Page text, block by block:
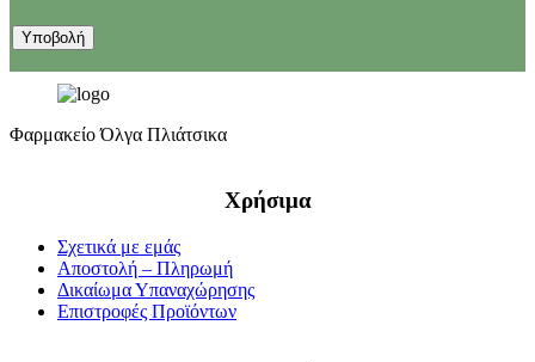
Φαρμακείο Όλγα Πλιάτσικα
Χρήσιμα
Σχετικά με εμάς
Αποστολή – Πληρωμή
Δικαίωμα Υπαναχώρησης
Επιστροφές Προϊόντων